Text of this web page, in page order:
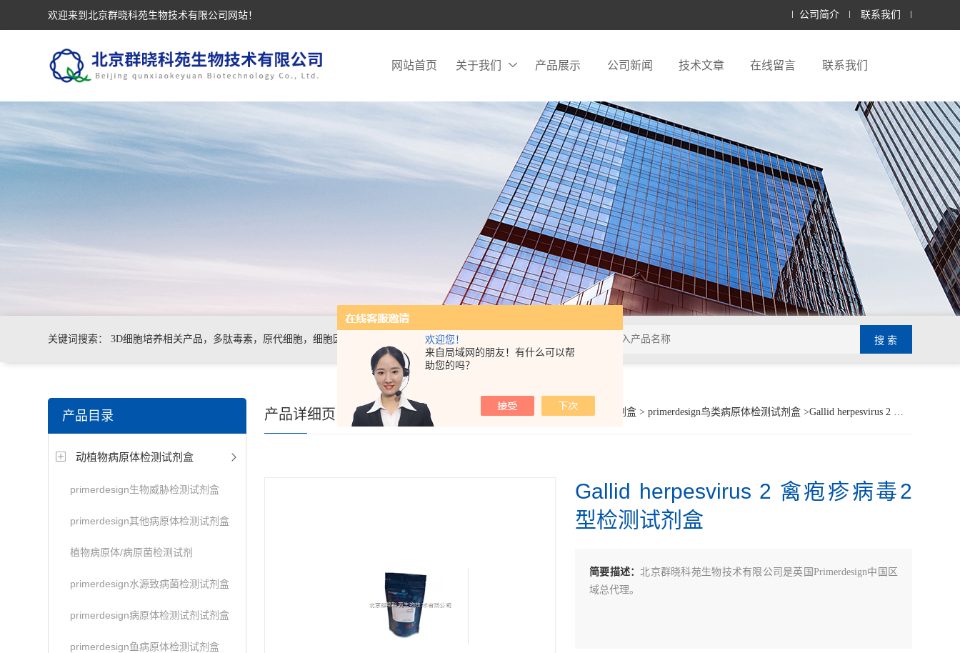
欢迎您！
来自局域网的朋友！有什么可以帮
助您的吗？
欢迎来到北京群晓科苑生物技术有限公司网站！ 公司简介 联系我们
网站首页 关于我们 产品展示 公司新闻 技术文章 在线留言 联系我们
关键词搜索： 3D细胞培养相关产品，多肽毒素，原代细胞，细胞因子，抗体，试剂盒，各类细
产品目录
动植物病原体检测试剂盒
primerdesign生物威胁检测试剂盒
primerdesign其他病原体检测试剂盒
植物病原体/病原菌检测试剂
primerdesign水源致病菌检测试剂盒
primerdesign病原体检测试剂试剂盒
primerdesign鱼病原体检测试剂盒
你的位置： 产品展示> 动植物病原体检测试剂盒 >primerdesign鸟类病原体检测试剂盒 >Gallid herpesvirus 2 禽疱疹病毒2型检测试剂盒
产品详细页
Gallid herpesvirus 2 禽疱疹病毒2
型检测试剂盒
简要描述：北京群晓科苑生物技术有限公司是英国Primerdesign中国区
域总代理。